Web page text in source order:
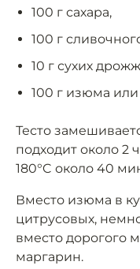
100 г сахара,
100 г
10 г сухих
100 г изюма или
Тесто
подходит около 2
180°C около 40
Вместо изюма в
цитрусовых,
вместо дорогого
маргарин.